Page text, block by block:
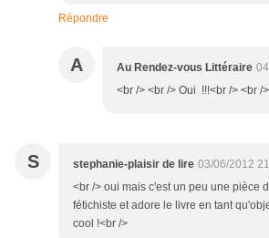
Répondre
A Au Rendez-vous Littéraire
<br /> <br /> Oui !!!<br /> <br /
S stephanie-plaisir de lire 03/06/2012
<br /> oui mais c'est un peu une pièce
fétichiste et adore le livre en tant
cool !<br />